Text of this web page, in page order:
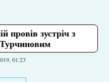
провів зустріч з
01:23